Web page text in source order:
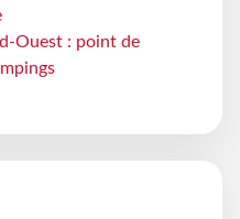
Ouest : point de